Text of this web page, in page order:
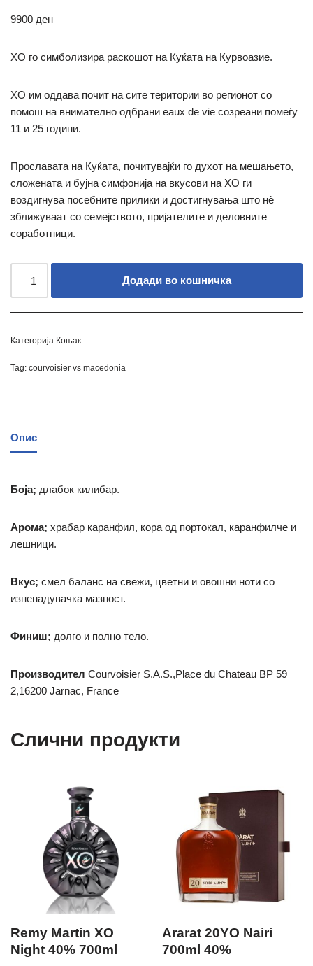
9900 ден
XO го симболизира раскошот на Куќата на Курвоазие.
XO им оддава почит на сите територии во регионот со
помош на внимателно одбрани eaux de vie созреани помеѓу
11 и 25 години.
Прославата на Куќата, почитувајќи го духот на мешањето,
сложената и бујна симфонија на вкусови на XO ги
воздигнува посебните прилики и достигнувања што нè
зближуваат со семејството, пријателите и деловните
соработници.
Додади во кошничка
Категорија Коњак
Tag: courvoisier vs macedonia
Опис
Боја; длабок килибар.
Арома; храбар каранфил, кора од портокал, каранфилче и
лешници.
Вкус; смел баланс на свежи, цветни и овошни ноти со
изненадувачка мазност.
Финиш; долго и полно тело.
Производител Courvoisier S.A.S.,Place du Chateau BP 59
2,16200 Jarnac, France
Слични продукти
Remy Martin XO
Night 40% 700ml
Ararat 20YO Nairi
700ml 40%